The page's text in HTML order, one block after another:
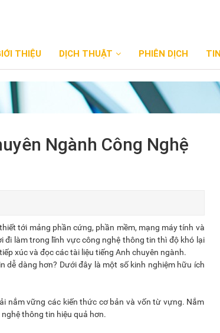
THIỆU DỊCH THUẬT PHIÊN DỊCH
Ngành Công Nghệ
tới mảng phần cứng, phần mềm, mạng máy tính và
đi làm trong lĩnh vực công nghệ thông tin thì độ khó lại
xúc và đọc các tài liệu tiếng Anh chuyên ngành.
dễ dàng hơn? Dưới đây là một số kinh nghiệm hữu ích
nắm vững các kiến thức cơ bản và vốn từ vựng. Nắm
thông tin hiệu quả hơn.